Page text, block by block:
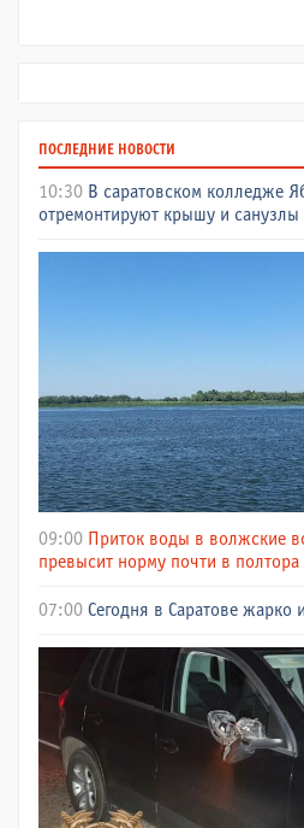
ПОСЛЕДНИЕ НОВОСТИ
10:30 В саратовском колледже
отремонтируют крышу и санузлы
09:00 Приток воды в волжские
превысит норму почти в полтора
07:00 Сегодня в Саратове жарко